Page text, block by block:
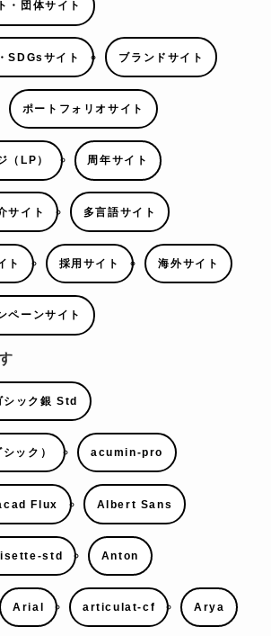
・団体サイト
SDGsサイト ブランドサイト
ポートフォリオサイト
（LP） 周年サイト
サイト 多言語サイト
ト 採用サイト 海外サイト
ペーンサイト
ック銀 Std
ック） acumin-pro
Flux Albert Sans
std Anton
Arial articulat-cf Arya